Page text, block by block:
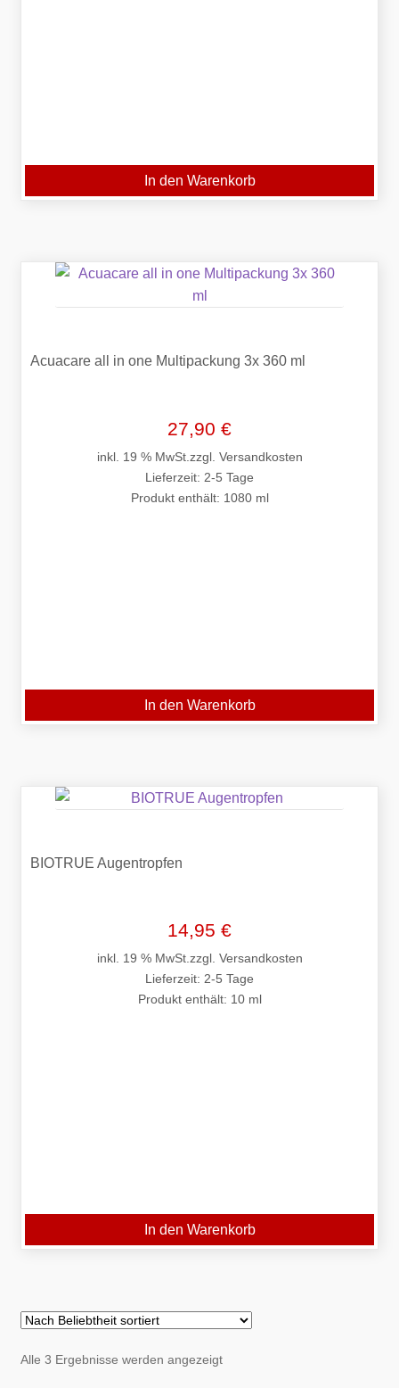
In den Warenkorb
Acuacare all in one Multipackung 3x 360 ml
27,90 €
inkl. 19 % MwSt. zzgl. Versandkosten
Lieferzeit: 2-5 Tage
Produkt enthält: 1080 ml
In den Warenkorb
BIOTRUE Augentropfen
14,95 €
inkl. 19 % MwSt.zzgl. Versandkosten
Lieferzeit: 2-5 Tage
Produkt enthält: 10 ml
In den Warenkorb
Alle 3 Ergebnisse werden angezeigtNach